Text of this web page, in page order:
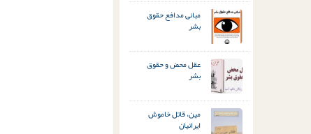
مبانی مدافع حقوق
بشر
عقل محض و حقوق
بشر
مین، قاتل خاموش
ایرانیان